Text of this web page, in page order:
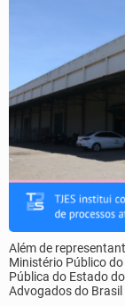
Além de
Ministério Público
Pública do Estado
Advogados do Brasil